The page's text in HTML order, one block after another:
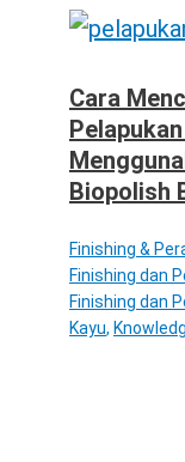
Cara
Biopolish
Finishing &
Finishing dan
Finishing dan
Kayu,